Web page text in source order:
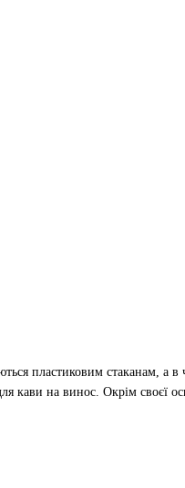
пластиковим стаканам, а в
кави на винос. Окрім своєї